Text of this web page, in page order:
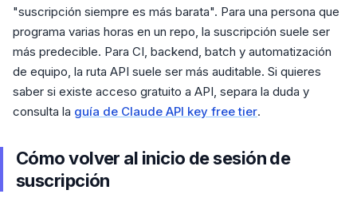
"suscripción siempre es más barata". Para una persona que
programa varias horas en un repo, la suscripción suele ser
más predecible. Para CI, backend, batch y automatización
de equipo, la ruta API suele ser más auditable. Si quieres
saber si existe acceso gratuito a API, separa la duda y
consulta la guía de Claude API key free tier.
Cómo volver al inicio de sesión de
suscripción